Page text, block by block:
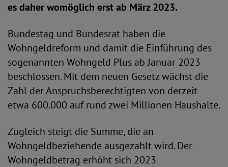
es daher womöglich erst ab März 2023.
Bundestag und Bundesrat haben die
Wohngeldreform und damit die Einführung des
sogenannten Wohngeld Plus ab Januar 2023
beschlossen. Mit dem neuen Gesetz wächst die
Zahl der Anspruchsberechtigten von derzeit
etwa 600.000 auf rund zwei Millionen Haushalte.
Zugleich steigt die Summe, die an
Wohngeldbeziehende ausgezahlt wird. Der
Wohngeldbetrag erhöht sich 2023